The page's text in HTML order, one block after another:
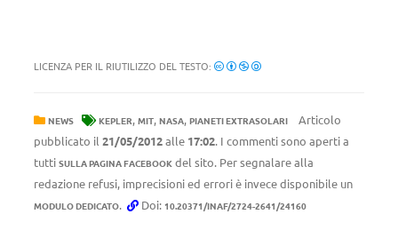
LICENZA PER IL RIUTILIZZO DEL TESTO:
NEWS KEPLER, MIT, NASA, PIANETI EXTRASOLARI
Articolo
pubblicato il 21/05/2012alle 17:02. I commenti sono aperti a
tutti SULLA PAGINA FACEBOOK del sito. Per segnalare alla
redazione refusi, imprecisioni ed errori è invece disponibile un
MODULO DEDICATO. Doi: 10.20371/INAF/2724-2641/24160